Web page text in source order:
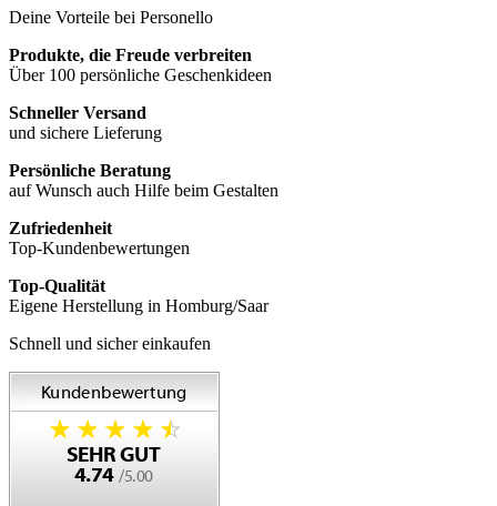
Deine Vorteile bei Personello
Produkte, die Freude verbreiten
Über 100 persönliche Geschenkideen
Schneller Versand
und sichere Lieferung
Persönliche Beratung
auf Wunsch auch Hilfe beim Gestalten
Zufriedenheit
Top-Kundenbewertungen
Top-Qualität
Eigene Herstellung in Homburg/Saar
Schnell und sicher einkaufen